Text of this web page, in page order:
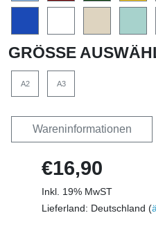
GRÖSSE
A2 A3
Wareninformationen
€16,90
Inkl. 19% MwST
Lieferland: Deutschland (